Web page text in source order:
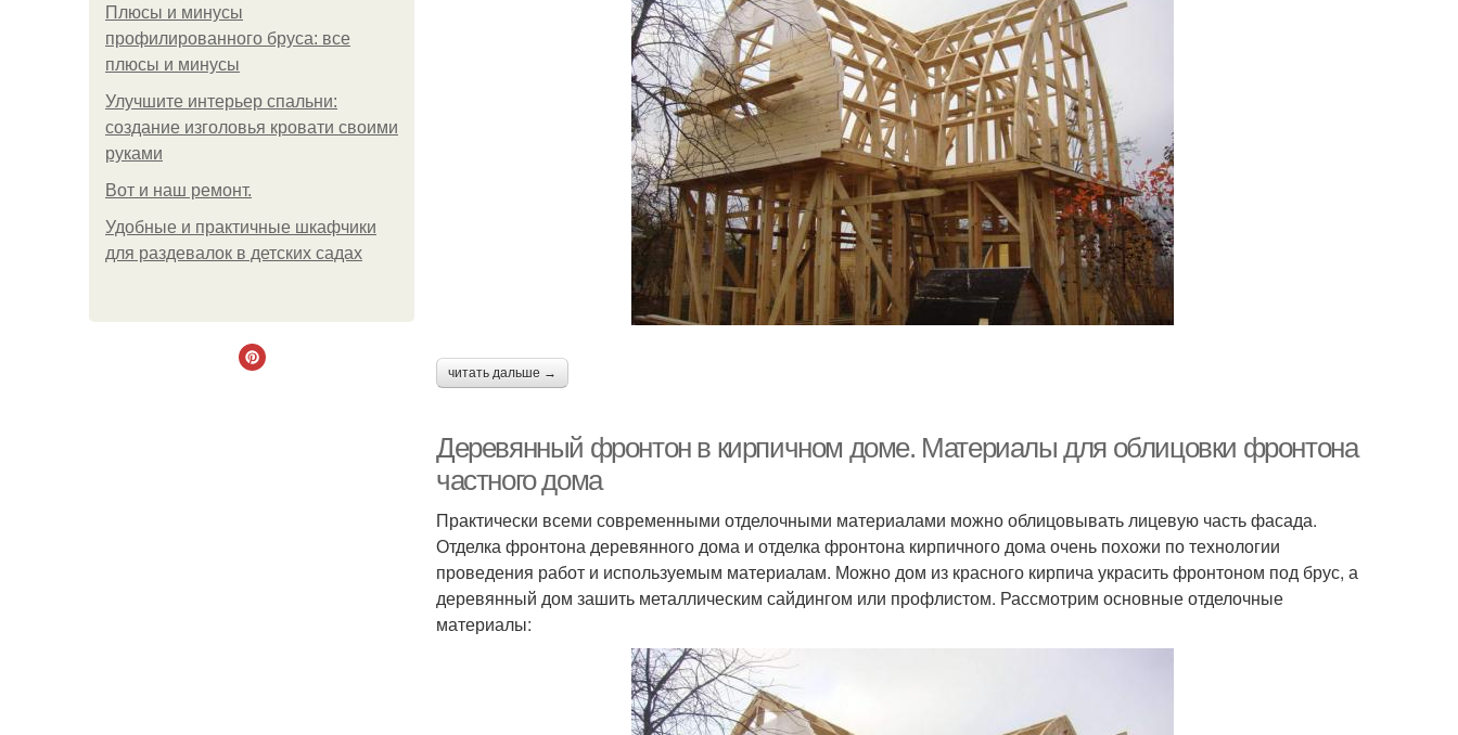
Плюсы и минусы
профилированного бруса: все
плюсы и минусы
Улучшите интерьер спальни:
создание изголовья кровати своими
руками
Boт и наш ремoнт.
Удобные и практичные шкафчики
для раздевалок в детских садах
читать дальше →
Деревянный фронтон в кирпичном доме. Материалы для облицовки фронтона
частного дома
Практически всеми современными отделочными материалами можно облицовывать лицевую часть фасада.
Отделка фронтона деревянного дома и отделка фронтона кирпичного дома очень похожи по технологии
проведения работ и используемым материалам. Можно дом из красного кирпича украсить фронтоном под брус, а
деревянный дом зашить металлическим сайдингом или профлистом. Рассмотрим основные отделочные
материалы: